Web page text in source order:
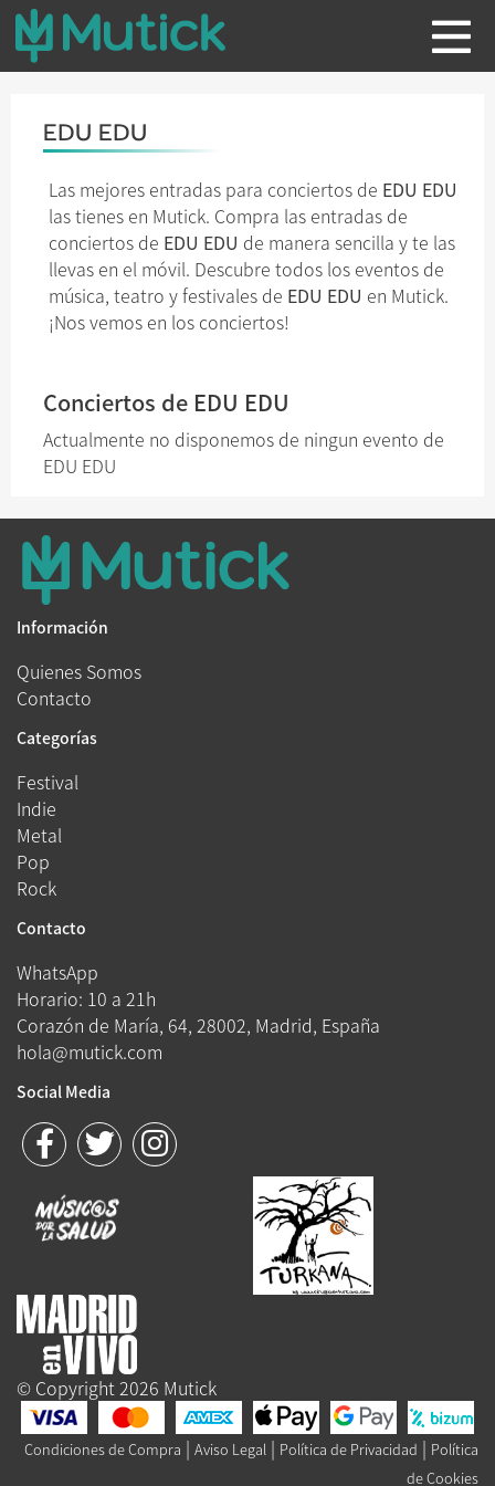
EDU EDU
Las mejores entradas para conciertos de EDU EDU
las tienes en Mutick. Compra las entradas de
conciertos de EDU EDU de manera sencilla y te las
llevas en el móvil. Descubre todos los eventos de
música, teatro y festivales de EDU EDU en Mutick.
¡Nos vemos en los conciertos!
Conciertos de EDU EDU
Actualmente no disponemos de ningun evento de
EDU EDU
Información
Quienes Somos
Contacto
Categorías
Festival
Indie
Metal
Pop
Rock
Contacto
WhatsApp
Horario: 10 a 21h
Corazón de María, 64, 28002, Madrid, España
hola@mutick.com
Social Media
© Copyright 2026 Mutick
Condiciones de Compra | Aviso Legal | Política de Privacidad | Política
de Cookies